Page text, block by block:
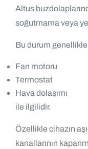
Altus
soğutmama veya
Bu durum
Fan motoru
Termostat
Hava dolaşımı
ile ilgilidir.
Özellikle cihazın
kanallarının